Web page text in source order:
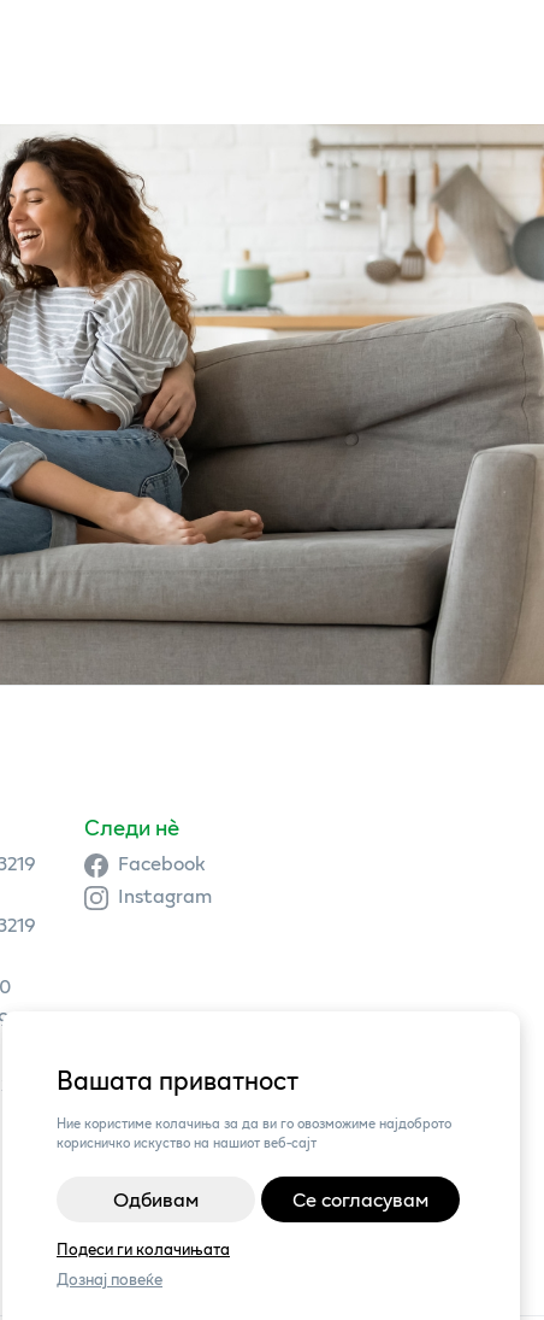
Вашата приватност
Ние користиме колачиња за да ви го овозможиме најдоброто
корисничко искуство на нашиот веб-сајт
Одбивам Се согласувам
Подеси ги колачињата
Дознај повеќе
Следи нè
Facebook
Instagram